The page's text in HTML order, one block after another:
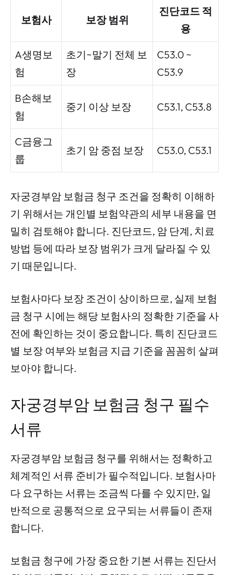
보험사 보장 범위
진단코드 적
용
A생명보
험
초기~말기 전체 보
장
C53.0 ~
C53.9
B손해보
험
중기 이상 보장 C53.1, C53.8
C금융그
룹
초기 암 중점 보장 C53.0, C53.1
자궁경부암 보험금 청구 조건을 정확히 이해하
기 위해서는 개인별 보험약관의 세부 내용을 면
밀히 검토해야 합니다. 진단코드, 암 단계, 치료
방법 등에 따라 보장 범위가 크게 달라질 수 있
기 때문입니다.
보험사마다 보장 조건이 상이하므로, 실제 보험
금 청구 시에는 해당 보험사의 정확한 기준을 사
전에 확인하는 것이 중요합니다. 특히 진단코드
별 보장 여부와 보험금 지급 기준을 꼼꼼히 살펴
보아야 합니다.
자궁경부암 보험금 청구 필수
서류
자궁경부암 보험금 청구를 위해서는 정확하고
체계적인 서류 준비가 필수적입니다. 보험사마
다 요구하는 서류는 조금씩 다를 수 있지만, 일
반적으로 공통적으로 요구되는 서류들이 존재
합니다.
보험금 청구에 가장 중요한 기본 서류는 진단서